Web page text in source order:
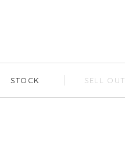
STOCK SELL OUT